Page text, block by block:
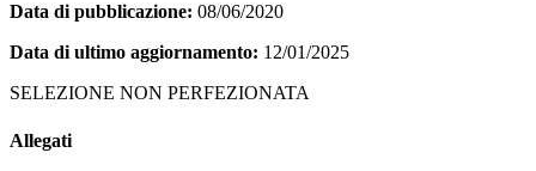
Data di pubblicazione: 08/06/2020
Data di ultimo aggiornamento: 12/01/2025
SELEZIONE NON PERFEZIONATA
Allegati